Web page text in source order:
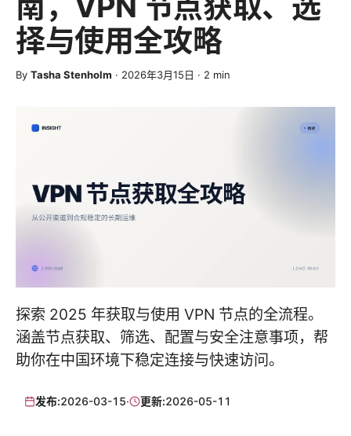
择与使用全攻略
By Tasha Stenholm · 2026年3月15日 · 2 min
探索 2025 年获取与使用 VPN 节点的全流程。
涵盖节点获取、筛选、配置与安全注意事项，帮
助你在中国环境下稳定连接与快速访问。
发布:2026-03-15· 更新:2026-05-11